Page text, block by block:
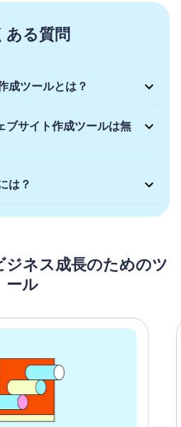
ある質問
成ツールとは？
性を提供し、あなたを感動させる
火の速さと一流の品質を提供しま
しい画像とAIの助けを借りて数分
サイト作成ツールは無
でウェブサイトを作成することが
ョンによってより高度な機能を利
は？
ーワードをお知らせいただけれ
しましょう！
ネス成長のためのツ
ール